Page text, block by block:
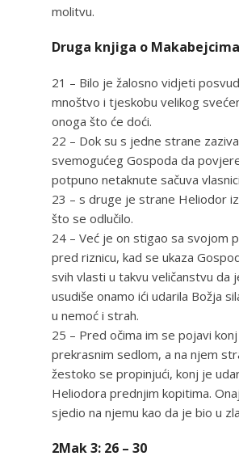
molitvu.
Druga knjiga o Makabejcima
21 – Bilo je žalosno vidjeti
mnoštvo i tjeskobu velikog
onoga što će doći.
22 – Dok su s jedne strane
svemogućeg Gospoda da
potpuno netaknute sačuva
23 – s druge je strane Heliodor
što se odlučilo.
24 – Već je on stigao sa svojom
pred riznicu, kad se ukaza
svih vlasti u takvu veličanstvu da
usudiše onamo ići udarila Božja
u nemoć i strah.
25 – Pred očima im se pojavi
prekrasnim sedlom, a na njem
žestoko se propinjući, konj je
Heliodora prednjim kopitima.
sjedio na njemu kao da je bio u
2Mak 3: 26 – 30